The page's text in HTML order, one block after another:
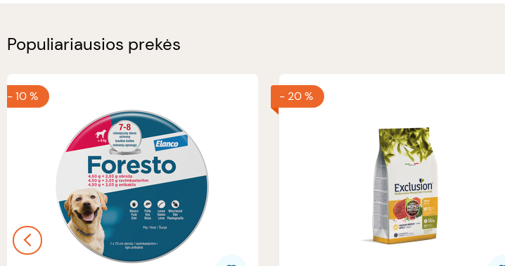
Populiariausios prekės
-10 % - 20 %